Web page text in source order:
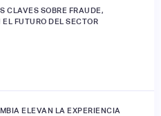
CLAVES SOBRE FRAUDE,
FUTURO DEL SECTOR
ELEVAN LA EXPERIENCIA